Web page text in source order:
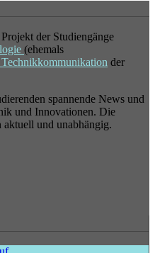
der Studiengänge
(ehemals
der
spannende News und
und Innovationen. Die
und unabhängig.